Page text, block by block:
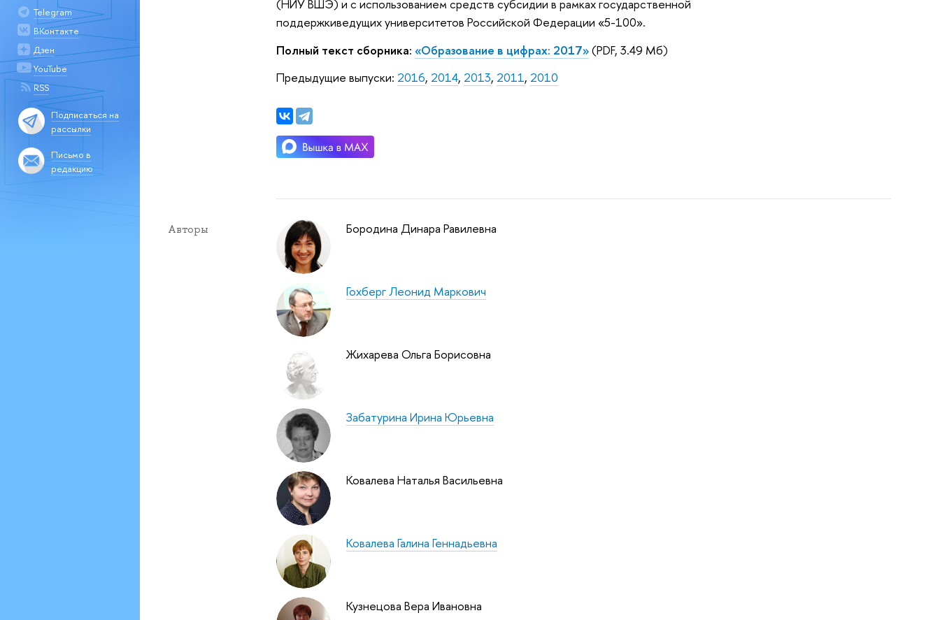
Telegram
ВКонтакте
Дзен
YouTube
RSS
Подписаться на
рассылки
Письмо в
редакцию
(НИУ ВШЭ) и с использованием средств субсидии в рамках государственной
поддержкиведущих университетов Российской Федерации «5-100».
Полный текст сборника:«Образование в цифрах: 2017»(PDF, 3.49 Мб)
Предыдущие выпуски: 2016, 2014, 2013, 2011, 2010
Авторы Бородина Динара Равилевна
Гохберг Леонид Маркович
Жихарева Ольга Борисовна
Забатурина Ирина Юрьевна
Ковалева Наталья Васильевна
Ковалева Галина Геннадьевна
Кузнецова Вера Ивановна